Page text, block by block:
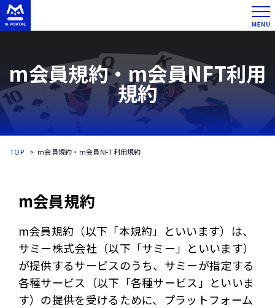
m会員規約・m会員NFT利用
規約
TOP m会員規約・m会員NFT利用規約
m会員規約
m会員規約（以下「本規約」といいます）は、
サミー株式会社（以下「サミー」といいます）
が提供するサービスのうち、サミーが指定する
各種サービス（以下「各種サービス」といいま
す）の提供を受けるために、プラットフォーム